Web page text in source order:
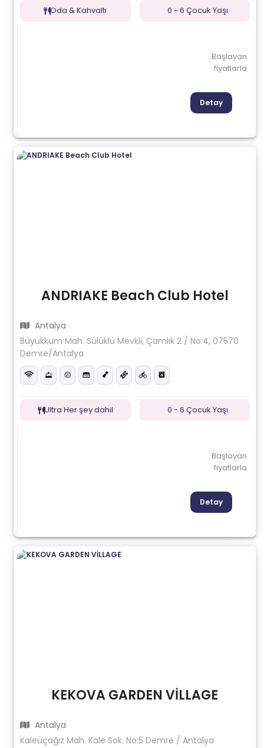
Oda & Kahvaltı 0 - 6 Çocuk Yaşı
Başlayan
fiyatlarla
Detay
ANDRIAKE Beach Club Hotel
Antalya
Büyükkum Mah. Sülüklü Mevkii, Çamlık 2 / No:4, 07570
Demre/Antalya
Ultra Her şey dahil 0 - 6 Çocuk Yaşı
Başlayan
fiyatlarla
Detay
KEKOVA GARDEN VİLLAGE
Antalya
Kaleüçağız Mah. Kale Sok. No:5 Demre / Antalya